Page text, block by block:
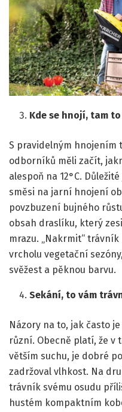
Kde se hnojí, tam
S pravidelným hnojením
odborníků měli začít,
alespoň na 12°C.
směsi na jarní hnojení
povzbuzení bujného
obsah draslíku, který
mrazu. „Nakrmit“
vrcholu vegetační
svěžest a pěknou barvu.
Sekání, to vám
Názory na to, jak často
různí. Obecně platí, že v
větším suchu, je dobré
zadržoval vlhkost. Na
trávník svému osudu
hustém kompaktním